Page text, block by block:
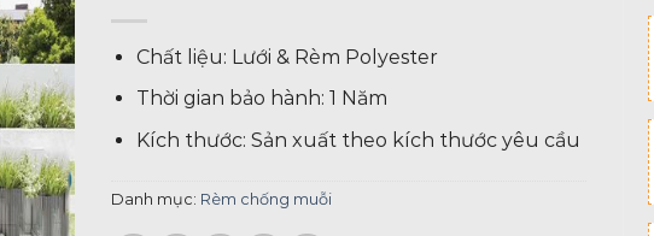
Chất liệu: Lưới & Rèm Polyester
Thời gian bảo hành: 1 Năm
Kích thước: Sản xuất theo kích thước yêu cầu
Danh mục: Rèm chống muỗi